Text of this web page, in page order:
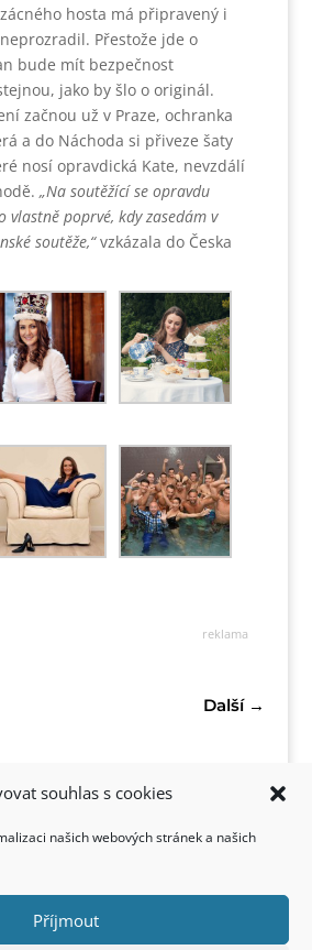
souhlas s cookies
našich webových stránek a našich
Příjmout
hosta má připravený i
Přestože jde o
bude mít bezpečnost
jako by šlo o originál.
začnou už v Praze, ochranka
a do Náchoda si přiveze šaty
nosí opravdická Kate, nevzdálí
„Na soutěžící se opravdu
vlastně poprvé, kdy zasedám v
soutěže,“vzkázala do Česka
reklama
Další→
Kontakt